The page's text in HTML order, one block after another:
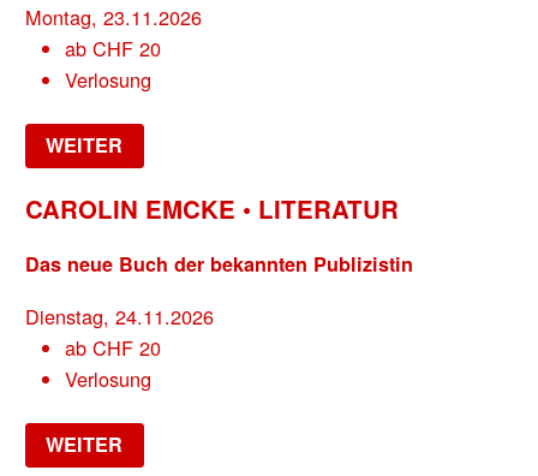
Montag, 23.11.2026
ab CHF20
Verlosung
WEITER
CAROLIN EMCKE • LITERATUR
Das neue Buch der bekannten Publizistin
Dienstag, 24.11.2026
ab CHF20
Verlosung
WEITER